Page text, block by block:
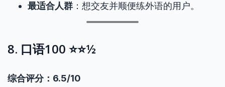
最适合人群 ：想交友并顺便练外语的用户。
8. 口语100 ⭐⭐½
综合评分：6.5/10